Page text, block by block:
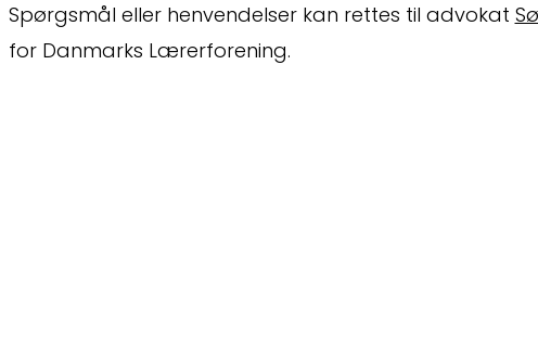
Spørgsmål eller henvendelser kan rettes til advokat
for Danmarks Lærerforening.